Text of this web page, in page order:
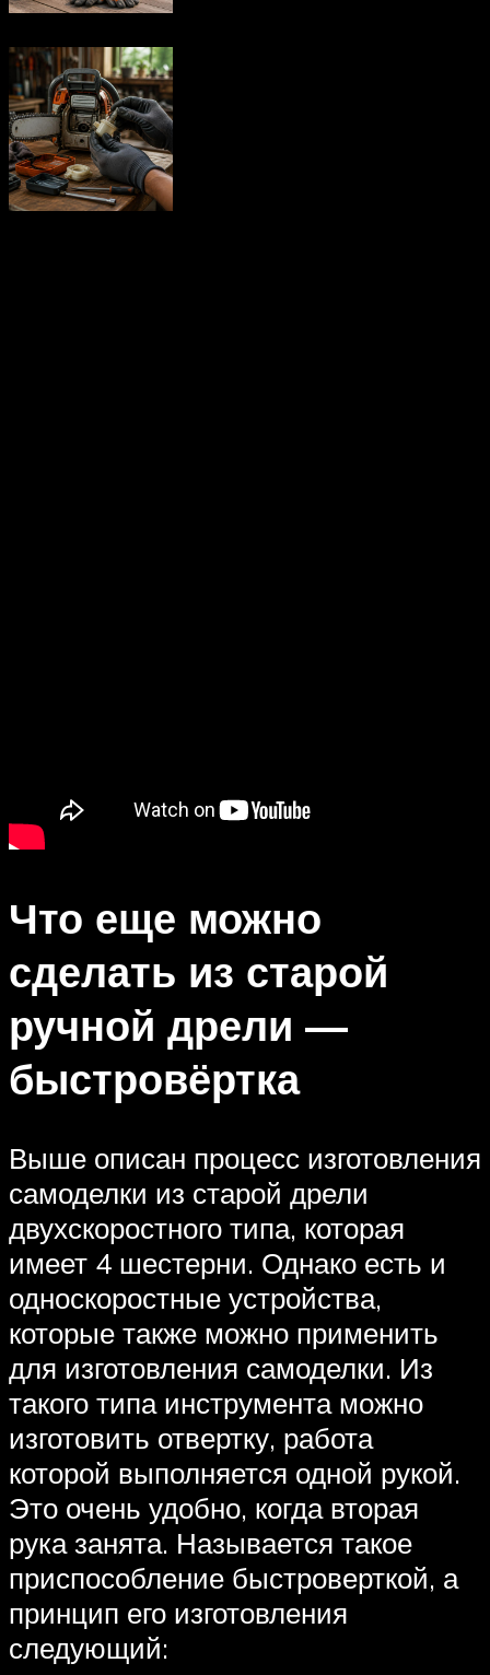
Что еще можно
сделать из старой
ручной дрели —
быстровёртка
Выше описан процесс изготовления
самоделки из старой дрели
двухскоростного типа, которая
имеет 4 шестерни. Однако есть и
односкоростные устройства,
которые также можно применить
для изготовления самоделки. Из
такого типа инструмента можно
изготовить отвертку, работа
которой выполняется одной рукой.
Это очень удобно, когда вторая
рука занята. Называется такое
приспособление быстроверткой, а
принцип его изготовления
следующий: